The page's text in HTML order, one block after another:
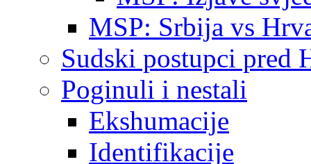
MSP: Srbija vs
Sudski postupci pred
Poginuli i nestali
Ekshumacije
Identifikacije